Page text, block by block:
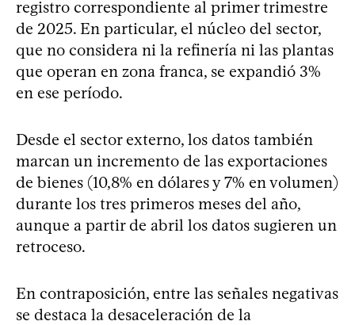
registro correspondiente al primer trimestre
de 2025. En particular, el núcleo del sector,
que no considera ni la refinería ni las plantas
que operan en zona franca, se expandió 3%
en ese período.
Desde el sector externo, los datos también
marcan un incremento de las exportaciones
de bienes (10,8% en dólares y 7% en volumen)
durante los tres primeros meses del año,
aunque a partir de abril los datos sugieren un
retroceso.
En contraposición, entre las señales negativas
se destaca la desaceleración de la